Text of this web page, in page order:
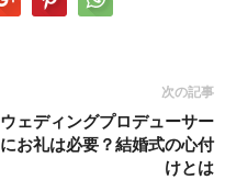
次の記事
ウェディングプロデューサー
にお礼は必要？結婚式の心付
けとは